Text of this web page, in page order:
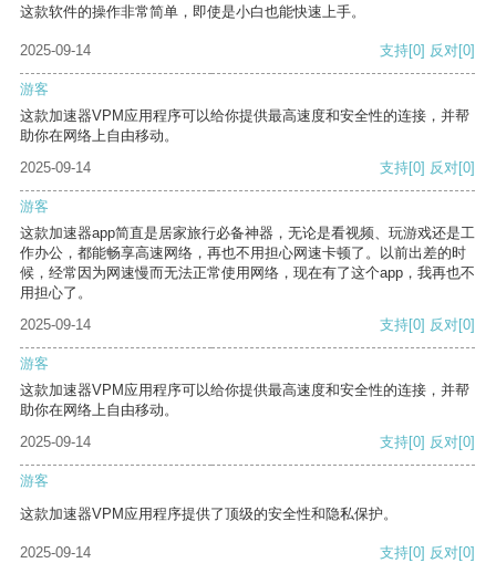
这款软件的操作非常简单，即使是小白也能快速上手。
2025-09-14 支持[0] 反对[0]
游客
这款加速器VPM应用程序可以给你提供最高速度和安全性的连接，并帮
助你在网络上自由移动。
2025-09-14
支持[0] 反对[0]
游客
这款加速器app简直是居家旅行必备神器，无论是看视频、玩游戏还是工
作办公，都能畅享高速网络，再也不用担心网速卡顿了。以前出差的时
候，经常因为网速慢而无法正常使用网络，现在有了这个app，我再也不
用担心了。
2025-09-14
支持[0] 反对[0]
游客
这款加速器VPM应用程序可以给你提供最高速度和安全性的连接，并帮
助你在网络上自由移动。
2025-09-14
支持[0] 反对[0]
游客
这款加速器VPM应用程序提供了顶级的安全性和隐私保护。
2025-09-14 支持[0] 反对[0]